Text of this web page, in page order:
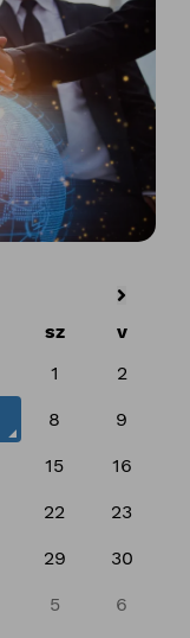
sz
v
1 2
8 9
15 16
22 23
29 30
5 6